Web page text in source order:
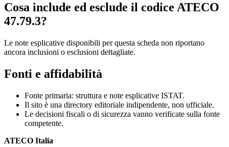
Cosa include ed esclude il codice ATECO
47.79.3?
Le note esplicative disponibili per questa scheda non riportano
ancora inclusioni o esclusioni dettagliate.
Fonti e affidabilità
Fonte primaria: struttura e note esplicative ISTAT.
Il sito è una directory editoriale indipendente, non ufficiale.
Le decisioni fiscali o di sicurezza vanno verificate sulla fonte
competente.
ATECO Italia